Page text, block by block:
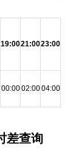
19:0021:0023:00
00:0002:0004:00
差查询